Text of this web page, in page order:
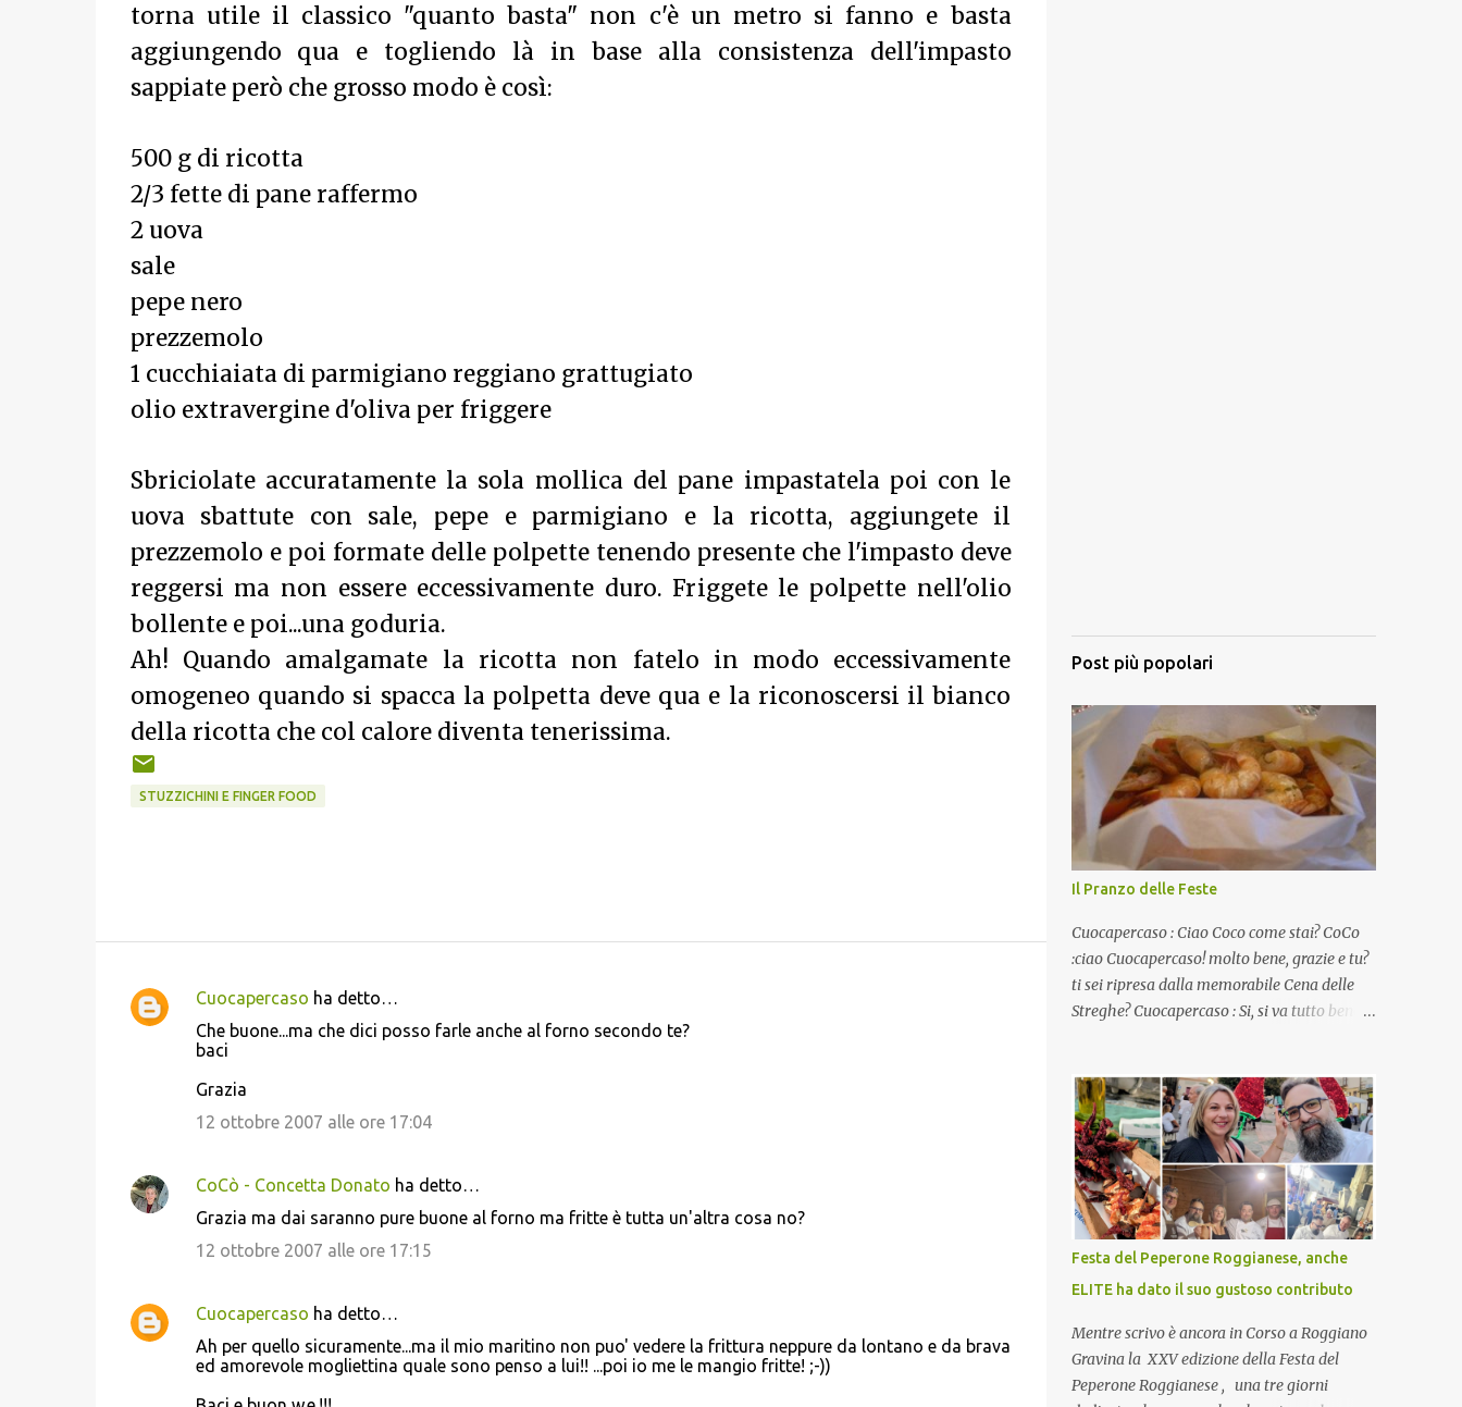
torna utile il classico "quanto basta" non c'è un metro si fanno e basta
aggiungendo qua e togliendo là in base alla consistenza dell'impasto
sappiate però che grosso modo è così:
500 g di ricotta
2/3 fette di pane raffermo
2 uova
sale
pepe nero
prezzemolo
1 cucchiaiata di parmigiano reggiano grattugiato
olio extravergine d'oliva per friggere
Sbriciolate accuratamente la sola mollica del pane impastatela poi con le
uova sbattute con sale, pepe e parmigiano e la ricotta, aggiungete il
prezzemolo e poi formate delle polpette tenendo presente che l'impasto deve
reggersi ma non essere eccessivamente duro. Friggete le polpette nell'olio
bollente e poi...una goduria.
Ah! Quando amalgamate la ricotta non fatelo in modo eccessivamente
omogeneo quando si spacca la polpetta deve qua e la riconoscersi il bianco
della ricotta che col calore diventa tenerissima.
STUZZICHINI E FINGER FOOD
C
t
Cuocapercaso ha detto…
Che buone...ma che dici posso farle anche al forno secondo te?
baci
Grazia
12 ottobre 2007 alle ore 17:04
CoCò - Concetta Donato ha detto…
Grazia ma dai saranno pure buone al forno ma fritte è tutta un'altra cosa no?
12 ottobre 2007 alle ore 17:15
Cuocapercaso ha detto…
Ah per quello sicuramente...ma il mio maritino non puo' vedere la frittura neppure da lontano e da brava
ed amorevole mogliettina quale sono penso a lui!! ...poi io me le mangio fritte! ;-))
Post più popolari
Il Pranzo delle Feste
Cuocapercaso : Ciao Coco come stai? CoCo
:ciao Cuocapercaso! molto bene, grazie e tu?
ti sei ripresa dalla memorabile Cena delle
Streghe? Cuocapercaso : Si, si va tutto bene…
virtuale! CoCo : Eh già!! E adesso con le feste
che arrivano chissà che mangiate…a
proposito Cuoca cosa prepari domenica per
pranzo, racconta un po'! Perchè io avrò ospiti
e cerco degli spunti... Cuocapercaso : A dire il
vero domenica prossima non preparo nulla
perché vado al Pranzo Aziendale di fine
anno organizzato dai mie capi! CoCo :
Pranzo aziendale? Una bella idea!
Cuocapercaso : si, è un modo per riunirsi
tutti a fine anno e tirare le somme…
naturalmente mangiando tutti insieme, con
grande convivialità! CoCo : è naturale il cibo,
Festa del Peperone Roggianese, anche
ELITE ha dato il suo gustoso contributo
Mentre scrivo è ancora in Corso a Roggiano
Gravina la XXV edizione della Festa del
Peperone Roggianese , una tre giorni